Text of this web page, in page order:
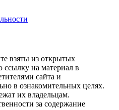
взяты из открытых
на материал в
сайта и
в ознакомительных целях.
их владельцам.
за содержание